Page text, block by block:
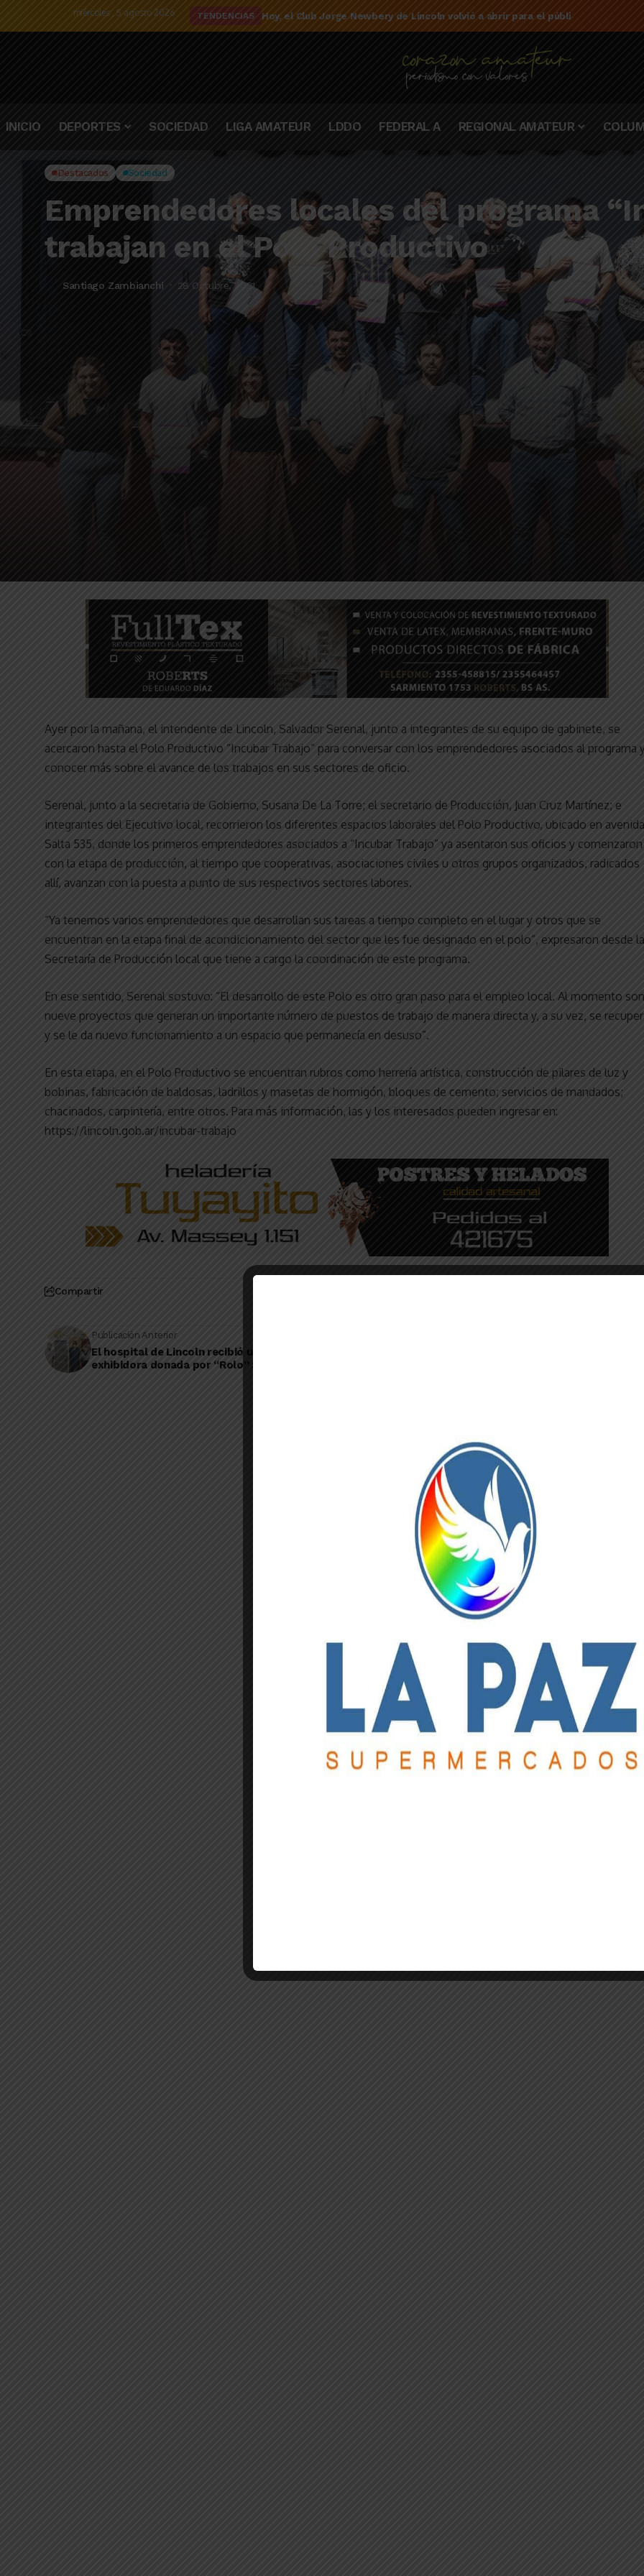
miércoles , 5 agosto 2026 TENDENCIAS El detalle de la campaña de El Linqueño en el torneo Federal A 2025/2026
INICIO DEPORTES SOCIEDAD LIGA AMATEUR LDDO FEDERAL A REGIONAL AMATEUR
Destacados Sociedad
Emprendedores locales del programa
trabajan en el Polo Productivo
Santiago Zambianchi 28 Octubre, 2021
Ayer por la mañana, el intendente de Lincoln, Salvador Serenal, junto a integrantes de su equipo de gabinete, se
acercaron hasta el Polo Productivo “Incubar Trabajo” para conversar con los emprendedores asociados al programa
conocer más sobre el avance de los trabajos en sus sectores de oficio.
Serenal, junto a la secretaria de Gobierno, Susana De La Torre; el secretario de Producción, Juan Cruz Martínez; e
integrantes del Ejecutivo local, recorrieron los diferentes espacios laborales del Polo Productivo, ubicado en avenida
Salta 535, donde los primeros emprendedores asociados a “Incubar Trabajo” ya asentaron sus oficios y comenzaron
con la etapa de producción, al tiempo que cooperativas, asociaciones civiles u otros grupos organizados, radicados
allí, avanzan con la puesta a punto de sus respectivos sectores labores.
“Ya tenemos varios emprendedores que desarrollan sus tareas a tiempo completo en el lugar y otros que se
encuentran en la etapa final de acondicionamiento del sector que les fue designado en el polo”, expresaron desde la
Secretaría de Producción local que tiene a cargo la coordinación de este programa.
En ese sentido, Serenal sostuvo: “El desarrollo de este Polo es otro gran paso para el empleo local. Al momento son
nueve proyectos que generan un importante número de puestos de trabajo de manera directa y, a su vez, se
y se le da nuevo funcionamiento a un espacio que permanecía en desuso”.
En esta etapa, en el Polo Productivo se encuentran rubros como herrería artística, construcción de pilares de luz y
bobinas, fabricación de baldosas, ladrillos y masetas de hormigón, bloques de cemento; servicios de mandados;
chacinados, carpintería, entre otros. Para más información, las y los interesados pueden ingresar en:
https://lincoln.gob.ar/incubar-trabajo
Compartir
Publicación Anterior
El hospital de Lincoln recibió una heladera
exhibidora donada por “Rolo” Schiavi